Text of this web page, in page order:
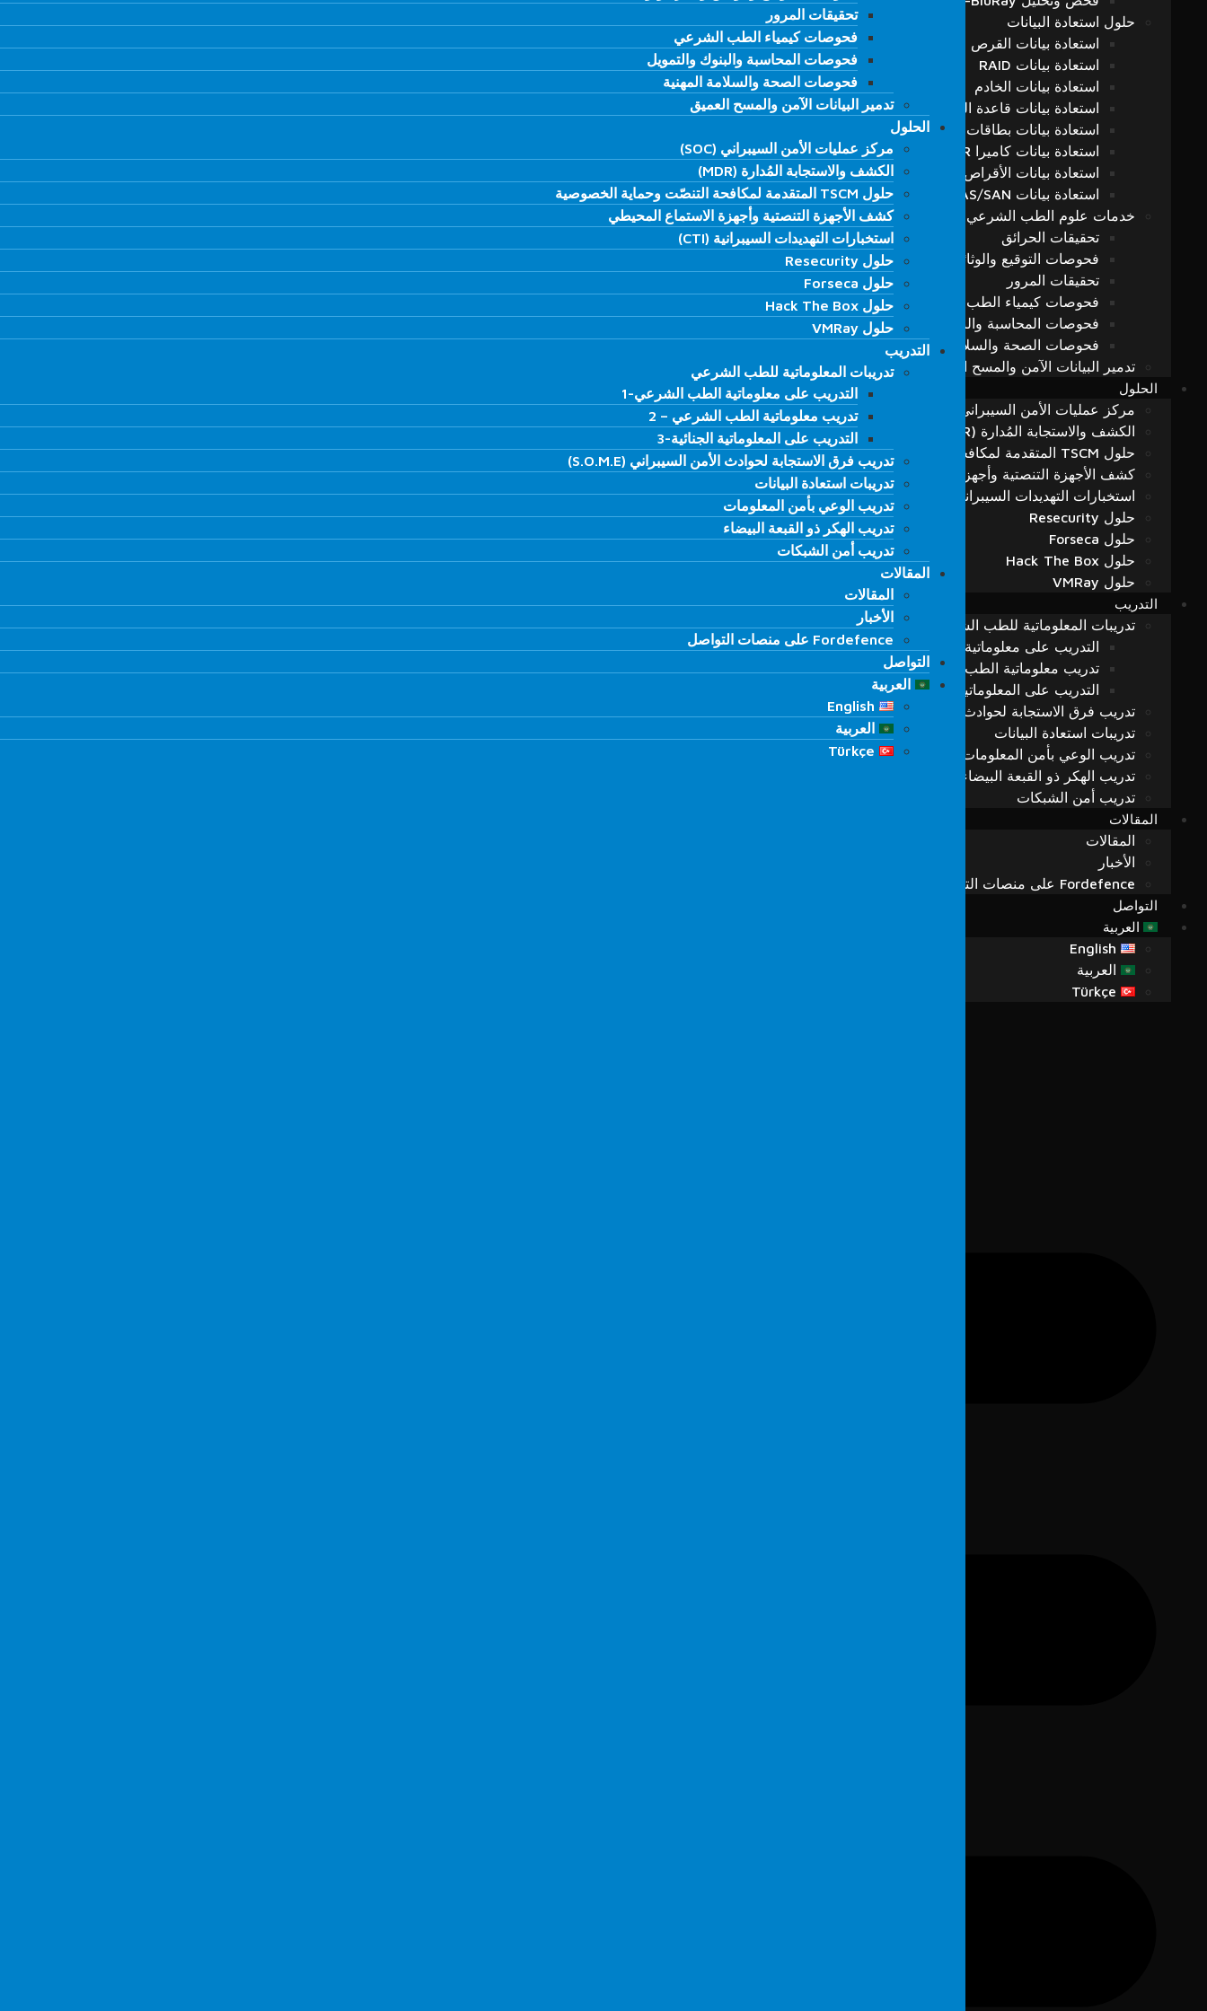
حلول استعادة البيانات
استعادة بيانات القرص الصلب/ SSD
استعادة بيانات RAID
استعادة بيانات الخادم
استعادة بيانات قاعدة البيانات
استعادة بيانات بطاقات الذاكرة
استعادة بيانات كاميرا CCTV – DVR
استعادة بيانات الأقراص المشفرة
استعادة بيانات NAS/DAS/SAN
خدمات علوم الطب الشرعي
تحقيقات الحرائق
فحوصات التوقيع والوثائق والجرافولوجيا
تحقيقات المرور
فحوصات كيمياء الطب الشرعي
فحوصات المحاسبة والبنوك والتمويل
فحوصات الصحة والسلامة المهنية
تدمير البيانات الآمن والمسح العميق
الحلول
مركز عمليات الأمن السيبراني (SOC)
الكشف والاستجابة المُدارة (MDR)
حلول TSCM المتقدمة لمكافحة التنصّت وحماية الخصوصية
كشف الأجهزة التنصتية وأجهزة الاستماع المحيطي
استخبارات التهديدات السيبرانية (CTI)
حلول Resecurity
حلول Forseca
حلول Hack The Box
حلول VMRay
التدريب
تدريبات المعلوماتية للطب الشرعي
التدريب على معلوماتية الطب الشرعي-1
تدريب معلوماتية الطب الشرعي – 2
التدريب على المعلوماتية الجنائية-3
تدريب فرق الاستجابة لحوادث الأمن السيبراني (S.O.M.E)
تدريبات استعادة البيانات
تدريب الوعي بأمن المعلومات
تدريب الهكر ذو القبعة البيضاء
تدريب أمن الشبكات
المقالات
المقالات
الأخبار
Fordefence على منصات التواصل
التواصل
العربية
English
العربية
Türkçe
تحقيقات المرور
فحوصات كيمياء الطب الشرعي
فحوصات المحاسبة والبنوك والتمويل
فحوصات الصحة والسلامة المهنية
تدمير البيانات الآمن والمسح العميق
الحلول
مركز عمليات الأمن السيبراني (SOC)
الكشف والاستجابة المُدارة (MDR)
حلول TSCM المتقدمة لمكافحة التنصّت وحماية الخصوصية
كشف الأجهزة التنصتية وأجهزة الاستماع المحيطي
استخبارات التهديدات السيبرانية (CTI)
حلول Resecurity
حلول Forseca
حلول Hack The Box
حلول VMRay
التدريب
تدريبات المعلوماتية للطب الشرعي
التدريب على معلوماتية الطب الشرعي-1
تدريب معلوماتية الطب الشرعي – 2
التدريب على المعلوماتية الجنائية-3
تدريب فرق الاستجابة لحوادث الأمن السيبراني (S.O.M.E)
تدريبات استعادة البيانات
تدريب الوعي بأمن المعلومات
تدريب الهكر ذو القبعة البيضاء
تدريب أمن الشبكات
المقالات
المقالات
الأخبار
Fordefence على منصات التواصل
التواصل
العربية
English
العربية
Türkçe
تحقيقات المرور
فحوصات كيمياء الطب الشرعي
فحوصات المحاسبة والبنوك والتمويل
فحوصات الصحة والسلامة المهنية
تدمير البيانات الآمن والمسح العميق
الحلول
مركز عمليات الأمن السيبراني (SOC)
الكشف والاستجابة المُدارة (MDR)
حلول TSCM المتقدمة لمكافحة التنصّت وحماية الخصوصية
كشف الأجهزة التنصتية وأجهزة الاستماع المحيطي
استخبارات التهديدات السيبرانية (CTI)
حلول Resecurity
حلول Forseca
حلول Hack The Box
حلول VMRay
التدريب
تدريبات المعلوماتية للطب الشرعي
التدريب على معلوماتية الطب الشرعي-1
تدريب معلوماتية الطب الشرعي – 2
التدريب على المعلوماتية الجنائية-3
تدريب فرق الاستجابة لحوادث الأمن السيبراني (S.O.M.E)
تدريبات استعادة البيانات
تدريب الوعي بأمن المعلومات
تدريب الهكر ذو القبعة البيضاء
تدريب أمن الشبكات
المقالات
المقالات
الأخبار
Fordefence على منصات التواصل
التواصل
العربية
English
العربية
Türkçe